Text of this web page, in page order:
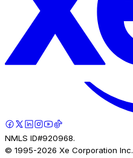
NMLS ID#920968.
© 1995-2026 Xe Corporation Inc.